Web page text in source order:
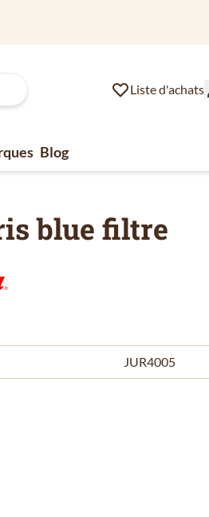
Liste d'achats
Chocolat
Accessoires de café
submenu for Divers
Blog
blue filtre
JUR4005